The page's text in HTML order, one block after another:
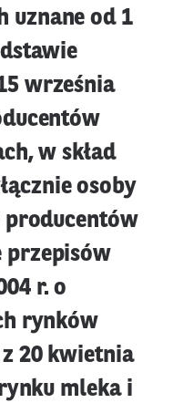
uznane od 1
września
w skład
osoby
producentów
przepisów
r. о
rynków
20 kwietnia
mleka i